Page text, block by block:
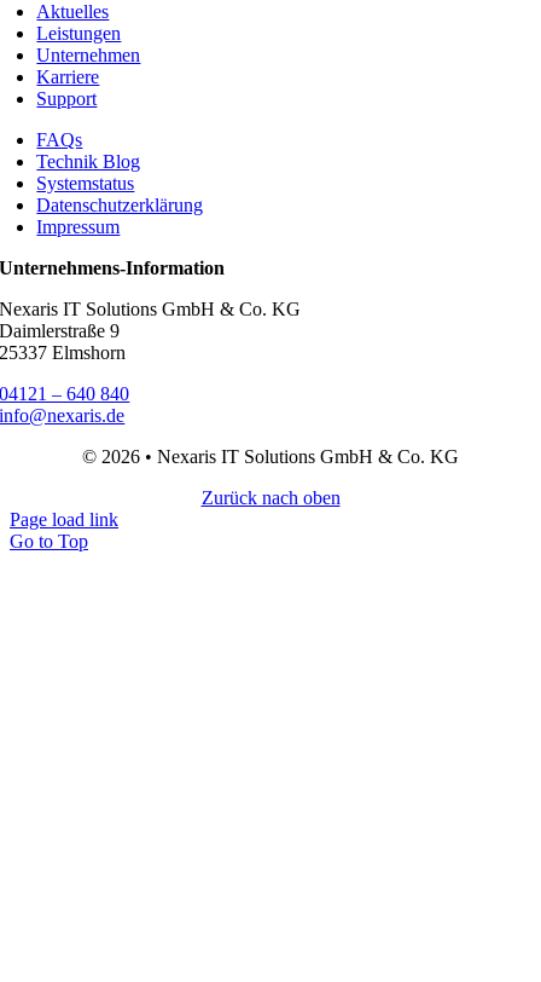
Aktuelles
Leistungen
Unternehmen
Karriere
Support
FAQs
Technik Blog
Systemstatus
Datenschutzerklärung
Impressum
Unternehmens-Information
Nexaris IT Solutions GmbH & Co. KG
Daimlerstraße 9
25337 Elmshorn
04121 – 640 840
info@nexaris.de
© 2026 • Nexaris IT Solutions GmbH & Co. KG
Zurück nach oben
Page load link
Go to Top